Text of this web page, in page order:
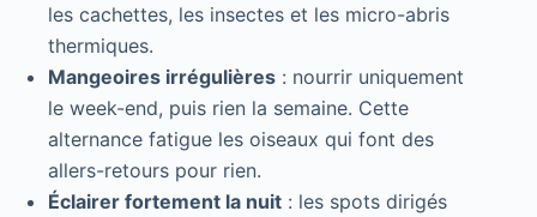
les cachettes, les insectes et les micro-abris
thermiques.
Mangeoires irrégulières : nourrir uniquement
le week-end, puis rien la semaine. Cette
alternance fatigue les oiseaux qui font des
allers-retours pour rien.
Éclairer fortement la nuit : les spots dirigés